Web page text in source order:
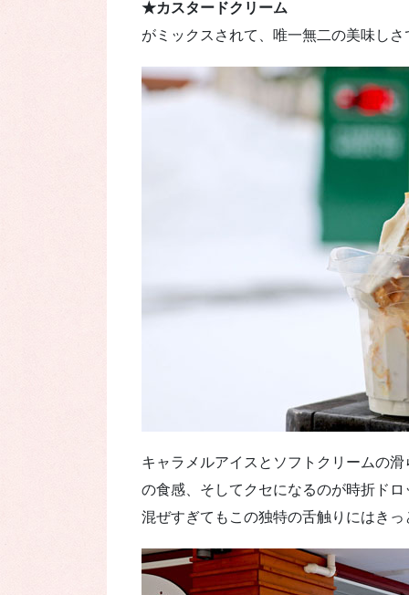
★カスタードクリーム
がミックスされて、唯一無二の美味しさ
キャラメルアイスとソフトクリームの
の食感、そしてクセになるのが時折ド
混ぜすぎてもこの独特の舌触りにはき